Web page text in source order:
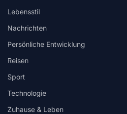
Lebensstil
Nachrichten
Persönliche Entwicklung
Reisen
Sport
Technologie
Zuhause & Leben